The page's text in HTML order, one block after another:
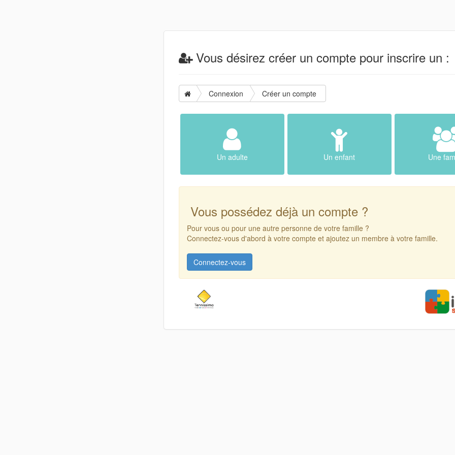
Vous désirez créer un compte pour inscrire un :
Connexion Créer un compte
Un adulte Un enfant Une
Vous possédez déjà un compte ?
Pour vous ou pour une autre personne de votre famille ?
Connectez-vous d'abord à votre compte et ajoutez un membre à votre famille.
Connectez-vous